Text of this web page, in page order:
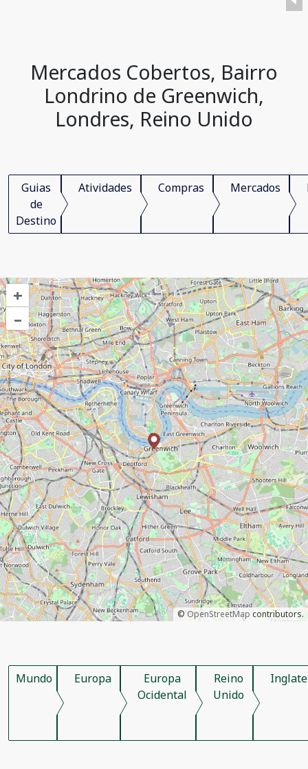
Mercados Cobertos, Bairro
Londrino de Greenwich,
Londres, Reino Unido
Guias
de
Destino
Atividades Compras Mercados
+
–
©OpenStreetMap contributors.
Mundo Europa
Europa
Ocidental
Reino
Unido